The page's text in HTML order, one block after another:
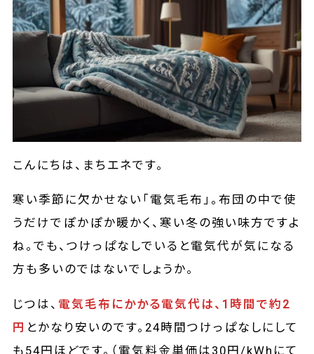
こんにちは、まちエネです。
寒い季節に欠かせない「電気毛布」。布団の中で使
うだけでぽかぽか暖かく、寒い冬の強い味方ですよ
ね。でも、つけっぱなしでいると電気代が気になる
方も多いのではないでしょうか。
じつは、 電気毛布にかかる電気代は、1時間で約2
円 とかなり安いのです。24時間つけっぱなしにして
も54円ほどです。（電気料金単価は30円/kWhにて